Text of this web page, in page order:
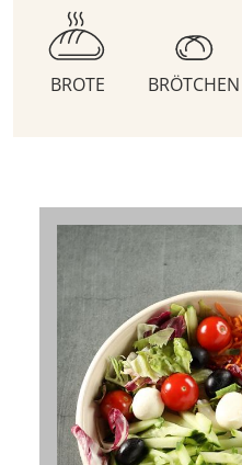
BROTE BRÖTCHEN